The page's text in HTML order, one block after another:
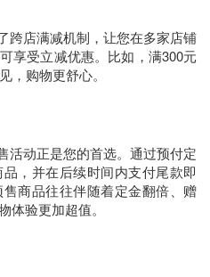
跨店满减机制，让您在多家店铺
享受立减优惠。比如，满300元
，购物更舒心。
活动正是您的首选。通过预付定
，并在后续时间内支付尾款即
商品往往伴随着定金翻倍、赠
体验更加超值。